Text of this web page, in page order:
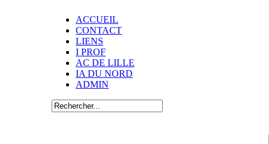
ACCUEIL
CONTACT
LIENS
I PROF
AC DE LILLE
IA DU NORD
ADMIN